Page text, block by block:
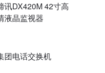
讯DX420M 42寸高
液晶监视器
团电话交换机